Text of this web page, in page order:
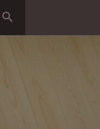
search